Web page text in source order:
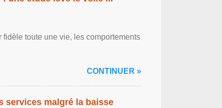
toute une vie, les comportements
CONTINUER »
services malgré la baisse